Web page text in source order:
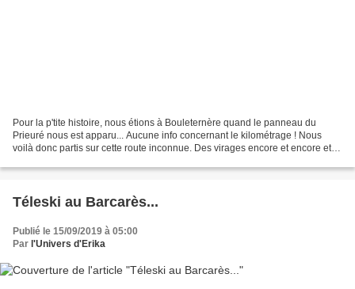
Pour la p'tite histoire, nous étions à Bouleternère quand le panneau du
Prieuré nous est apparu... Aucune info concernant le kilométrage ! Nous
voilà donc partis sur cette route inconnue. Des virages encore et encore et
Téleski au Barcarès...
Publié le 15/09/2019 à 05:00
Par l'Univers d'Erika